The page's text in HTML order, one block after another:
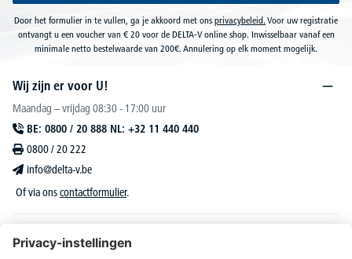
Door het formulier in te vullen, ga je akkoord met ons privacybeleid. Voor uw registratie
ontvangt u een voucher van € 20 voor de DELTA-V online shop. Inwisselbaar vanaf een
minimale netto bestelwaarde van 200€. Annulering op elk moment mogelijk.
Wij zijn er voor U!
Maandag – vrijdag 08:30 - 17:00 uur
BE: 0800 / 20 888 NL: +32 11 440 440
0800 / 20 222
info@delta-v.be
Of via onscontactformulier.
DELTA-V Lucas